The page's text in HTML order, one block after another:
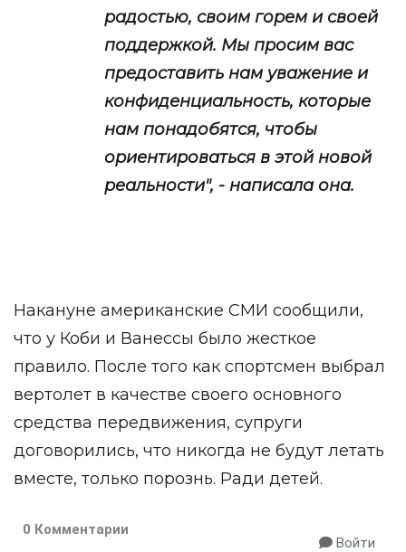
радостью, своим горем и своей
поддержкой. Мы просим вас
предоставить нам уважение и
конфиденциальность, которые
нам понадобятся, чтобы
ориентироваться в этой новой
реальности", - написала она.
Накануне американские СМИ сообщили,
что у Коби и Ванессы было жесткое
правило. После того как спортсмен выбрал
вертолет в качестве своего основного
средства передвижения, супруги
договорились, что никогда не будут летать
вместе, только порознь. Ради детей.
0 Комментарии
Войти